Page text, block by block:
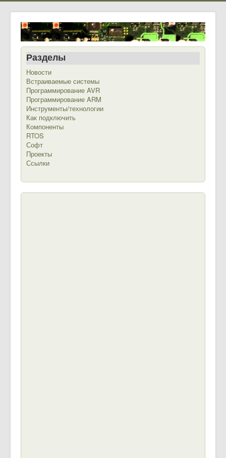
Разделы
Новости
Встраиваемые системы
Программирование AVR
Программирование ARM
Инструменты/технологии
Как подключить
Компоненты
RTOS
Софт
Проекты
Ссылки